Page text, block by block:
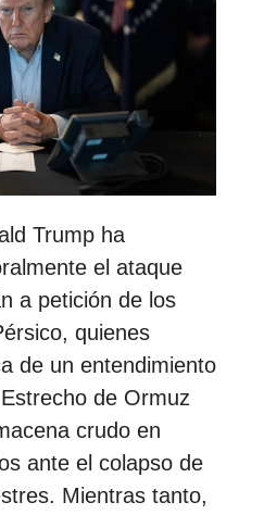
Trump ha
el ataque
a petición de los
quienes
de un entendimiento
de Ormuz
crudo en
ante el colapso de
Mientras tanto,